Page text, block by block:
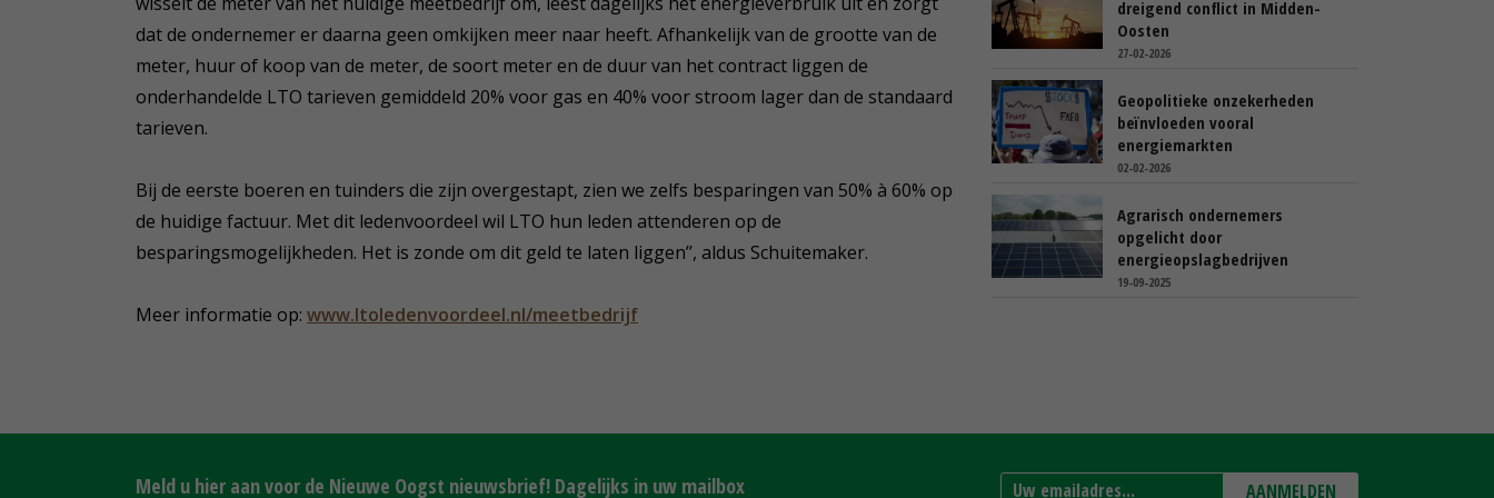
dat de ondernemer er daarna geen omkijken meer naar heeft. Afhankelijk van de grootte van de
meter, huur of koop van de meter, de soort meter en de duur van het contract liggen de
onderhandelde LTO tarieven gemiddeld 20% voor gas en 40% voor stroom lager dan de standaard
tarieven.
Bij de eerste boeren en tuinders die zijn overgestapt, zien we zelfs besparingen van 50% à 60% op
de huidige factuur. Met dit ledenvoordeel wil LTO hun leden attenderen op de
besparingsmogelijkheden. Het is zonde om dit geld te laten liggen’’, aldus Schuitemaker.
Meer informatie op: www.ltoledenvoordeel.nl/meetbedrijf
dreigend conflict in Midden-
Oosten
27-02-2026
Geopolitieke onzekerheden
beïnvloeden vooral
energiemarkten
02-02-2026
Agrarisch ondernemers
opgelicht door
energieopslagbedrijven
19-09-2025
Meld u hier aan voor de Nieuwe Oogst nieuwsbrief! Dagelijks in uw mailbox AANMELDEN